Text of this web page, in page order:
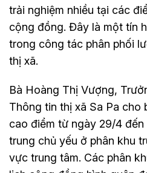
trải nghiệm nhiều tại các
cộng đồng. Đây là một tín
trong công tác phân phối
thị xã.
Bà Hoàng Thị Vượng,
Thông tin thị xã Sa Pa cho
cao điểm từ ngày 29/4
trung chủ yếu ở phân khu
vực trung tâm. Các phân